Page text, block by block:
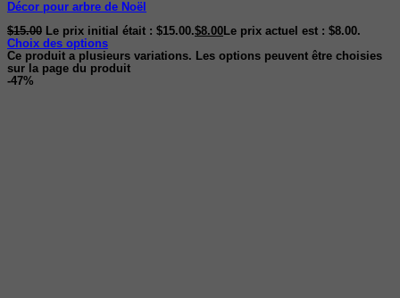
Décor pour arbre de Noël
$15.00 Le prix initial était : $15.00.$8.00 Le prix actuel est : $8.00.
Choix des options
Ce produit a plusieurs variations. Les options peuvent être choisies
sur la page du produit
-47%